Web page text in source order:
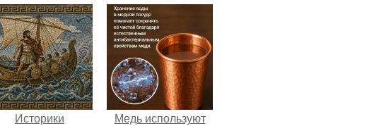
Историки
Медь используют